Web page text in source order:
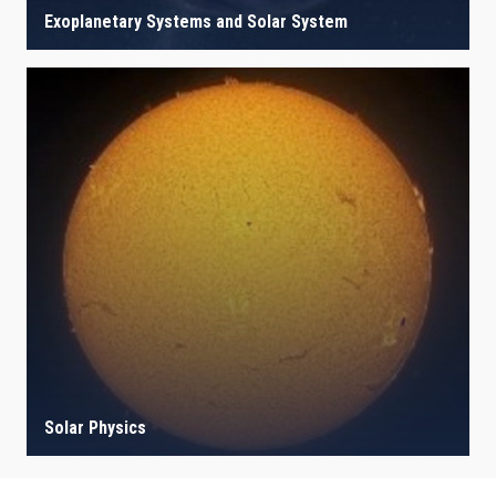
Exoplanetary Systems and Solar System
Solar Physics